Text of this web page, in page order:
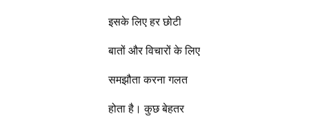
इसके लिए हर छोटी
बातों और विचारों के लिए
समझौता करना गलत
होता है। कुछ बेहतर